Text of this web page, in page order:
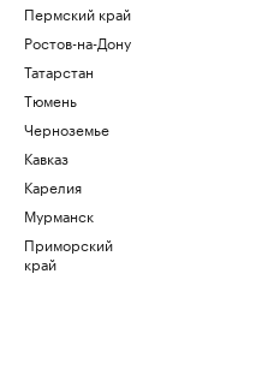
Пермский край
Ростов-на-Дону
Татарстан
Тюмень
Черноземье
Кавказ
Карелия
Мурманск
Приморский
край